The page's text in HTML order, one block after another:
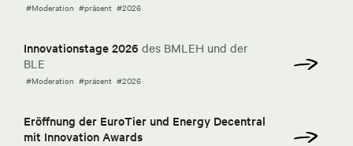
#Moderation #präsent #2026
Innovationstage 2026 des BMLEH und der
BLE
#Moderation #präsent #2026
Eröffnung der EuroTier und Energy Decentral
mit Innovation Awards